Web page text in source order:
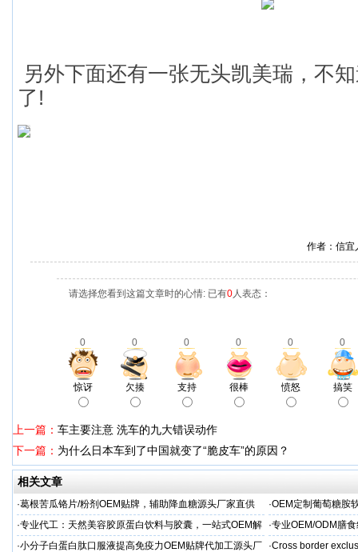
另外下面还有一张无头凯美瑞，不
了!
作者：信
请选择您看到这篇文章时的心情: 已有0人表态：
0 0 0 0 0 0
惊讶 欠揍 支持 很棒 愤怒 搞笑
上一篇： 车主要注意 洗车的九大错误动作
下一篇： 为什么日本车到了中国就变了“脆皮车”的原因？
相关文章
·葛根苦瓜铬片/粉剂OEM贴牌，辅助降血糖源头厂家直供 ·OEM定制葡萄糖胺
·专业代工：天然美容胶原蛋白饮料与胶囊，一站式OEM解
决方案，助力外贸客户全球市场
·专业OEM/ODM膳
保障
·小分子白蛋白肽口服液提高免疫力OEM贴牌代加工源头厂
·Cross border